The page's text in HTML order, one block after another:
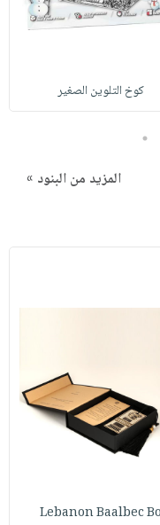
كوخ التلوين الصغير
5
المزيد من البنود »
Lebanon Baalbec Bo